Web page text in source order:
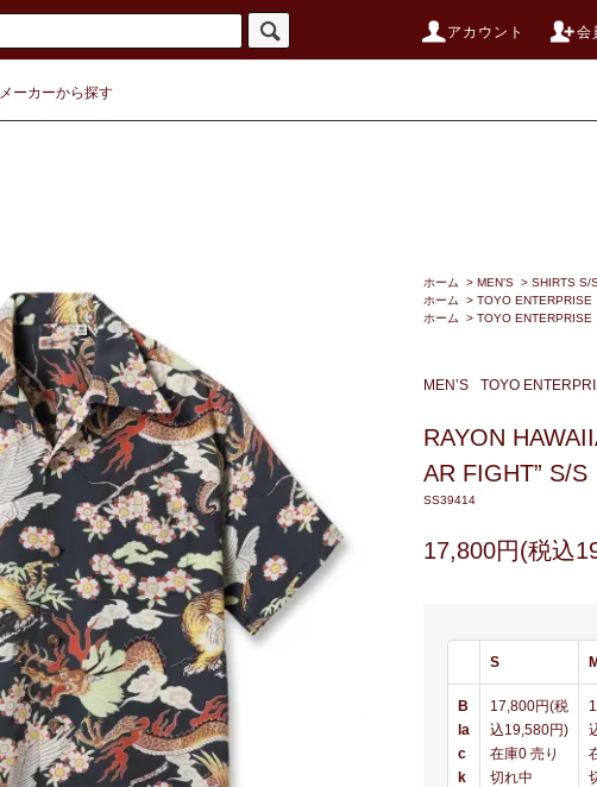
アカウント 会
メーカーから探す
ホーム > MEN’S > SHIRTS S/
ホーム
> TOYO ENTERPRISE
ホーム
> TOYO ENTERPRISE
MEN’S TOYO
RAYON
AR FIGHT” S/S
SS39414
17,800円(税込
S M
B
la
c
k
17,800円(税
込19,580円)
在庫0 売り
切れ中